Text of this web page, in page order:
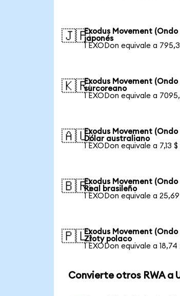
🇯🇵Exodus Movement (Ondo
japonés
1 EXODon equivale a
🇰🇷Exodus Movement (Ondo
surcoreano
1 EXODon equivale a
🇦🇺Exodus Movement
Dólar australiano
1 EXODon equivale a 7,13 $
🇧🇷Exodus Movement
Real brasileño
1 EXODon equivale a 25,69
🇵🇱Exodus Movement
Złoty polaco
1 EXODon equivale a 18,74
Convierte otros RWA a